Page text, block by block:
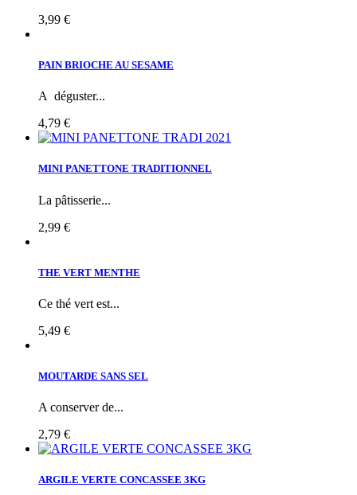
3,99 €
PAIN BRIOCHE AU SESAME
A déguster...
4,79 €
MINI PANETTONE TRADITIONNEL
La pâtisserie...
2,99 €
THE VERT MENTHE
Ce thé vert est...
5,49 €
MOUTARDE SANS SEL
A conserver de...
2,79 €
ARGILE VERTE CONCASSEE 3KG